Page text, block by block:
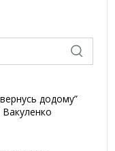
додому”
Вакуленко